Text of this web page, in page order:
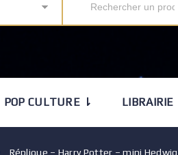
POP CULTURE ⇂ LIBRAIRIE
Réplique – Harry Potter – mini